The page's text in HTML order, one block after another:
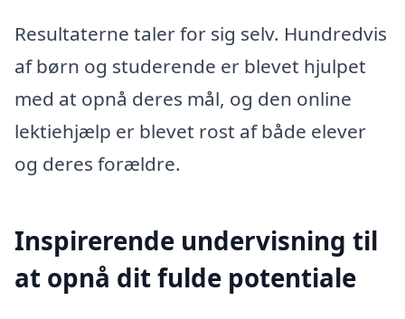
Resultaterne taler for sig selv. Hundredvis
af børn og studerende er blevet hjulpet
med at opnå deres mål, og den online
lektiehjælp er blevet rost af både elever
og deres forældre.
Inspirerende undervisning til
at opnå dit fulde potentiale